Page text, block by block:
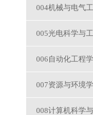
004机械与电气
005光电科学与
006自动化工程
007资源与环境
008计算机科学